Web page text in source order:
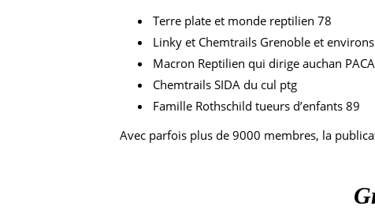
Terre plate et monde reptilien 78
Linky et Chemtrails Grenoble et environs
Macron Reptilien qui dirige auchan PACA
Chemtrails SIDA du cul ptg
Famille Rothschild tueurs d’enfants 89
Avec parfois plus de 9000 membres, la